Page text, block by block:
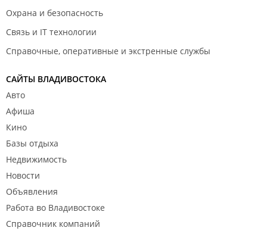
Охрана и безопасность
Связь и IT технологии
Справочные, оперативные и экстренные службы
САЙТЫ ВЛАДИВОСТОКА
Авто
Афиша
Кино
Базы отдыха
Недвижимость
Новости
Объявления
Работа во Владивостоке
Справочник компаний